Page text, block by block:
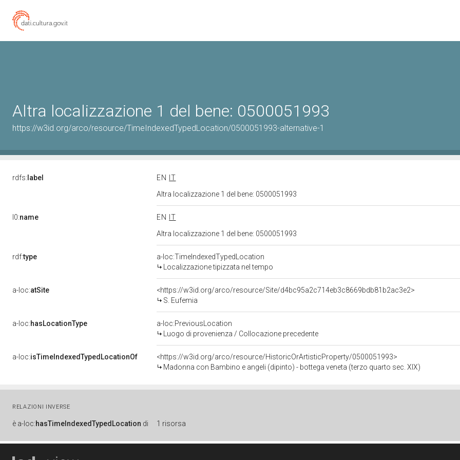
Altra localizzazione 1 del bene: 0500051993
https://w3id.org/arco/resource/TimeIndexedTypedLocation/0500051993-alternative-1
rdfs: label EN
IT
Altra localizzazione 1 del bene: 0500051993
l0:name EN
IT
Altra localizzazione 1 del bene: 0500051993
rdf:type
a-loc:TimeIndexedTypedLocation
Localizzazione tipizzata nel tempo
a-loc:atSite
<https://w3id.org/arco/resource/Site/d4bc95a2c714eb3c8669bdb81b2ac3e2>
S. Eufemia
a-loc:hasLocationType
a-loc:PreviousLocation
Luogo di provenienza / Collocazione precedente
a-loc:isTimeIndexedTypedLocationOf
<https://w3id.org/arco/resource/HistoricOrArtisticProperty/0500051993>
Madonna con Bambino e angeli (dipinto) - bottega veneta (terzo quarto sec. XIX)
RELAZIONI INVERSE
è a-loc:hasTimeIndexedTypedLocation di 1 risorsa